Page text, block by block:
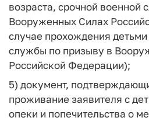
возраста, срочной военной
Вооруженных Силах
случае прохождения
службы по призыву в
Российской Федерации);
5) документ,
проживание заявителя с
опеки и попечительства о